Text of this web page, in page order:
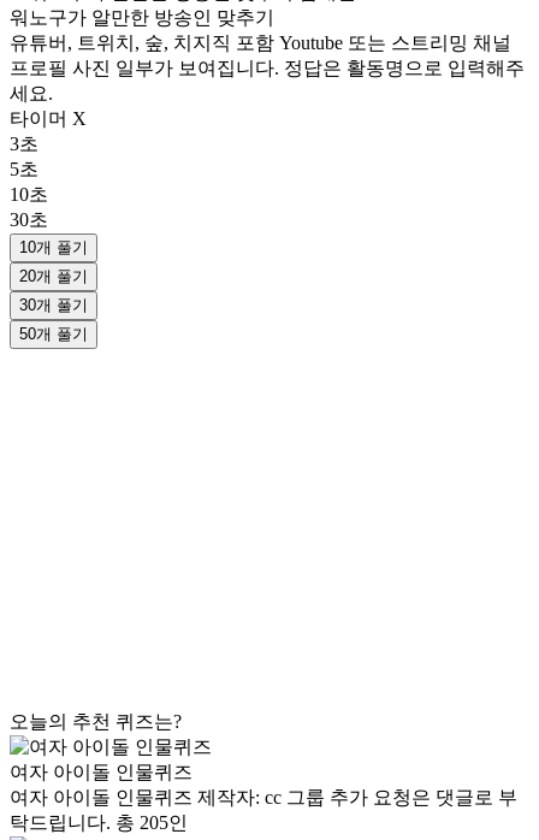
워노구가 알만한 방송인 맞추기
유튜버, 트위치, 숲, 치지직 포함 Youtube 또는 스트리밍 채널
프로필 사진 일부가 보여집니다. 정답은 활동명으로 입력해주
세요.
타이머 X
3초
5초
10초
30초
10개 풀기
20개 풀기
30개 풀기
50개 풀기
오늘의 추천 퀴즈는?
여자 아이돌 인물퀴즈
여자 아이돌 인물퀴즈 제작자: cc 그룹 추가 요청은 댓글로 부
탁드립니다. 총 205인